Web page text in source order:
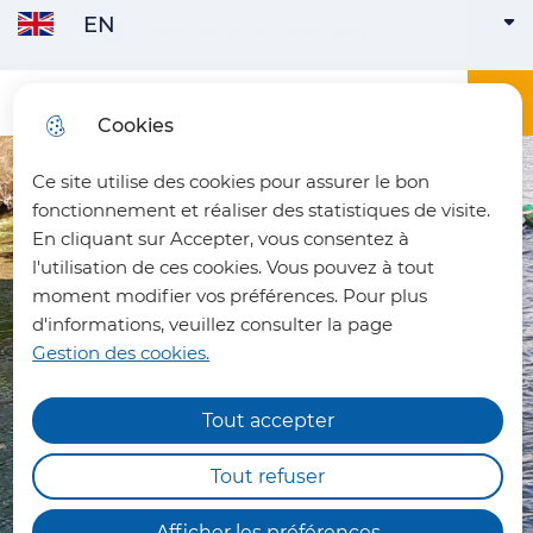
Cookies
Ce site utilise des cookies pour assurer le bon
fonctionnement et réaliser des statistiques de visite.
En cliquant sur Accepter, vous consentez à
l'utilisation de ces cookies. Vous pouvez à tout
moment modifier vos préférences. Pour plus
d'informations, veuillez consulter la page
Gestion des cookies.
Tout accepter
Tout refuser
Skip to
fermer
Chemins de randonnée
impraticables
Nous vous informons qu'en raison des dégâts
Office du tourisme du Pays du Vermandois
Main menu
EN
ENGLISH